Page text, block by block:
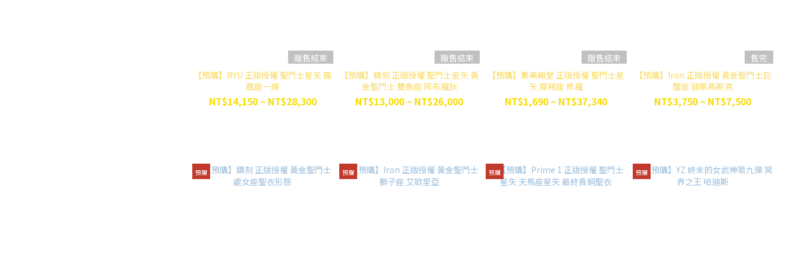
販售結束
【預購】RYU 正版授權 聖鬥士星矢 鳳
凰座一輝
NT$14,150 ~ NT$28,300
販售結束
【預購】鑄刻 正版授權 聖鬥士星矢 黃
金聖鬥士 雙魚座 阿布羅狄
NT$13,000 ~ NT$26,000
販售結束
【預購】集美殿堂 正版授權 聖鬥士星
矢 摩羯座 修羅
NT$1,690 ~ NT$37,340
售完
【預購】Iron 正版授權 黃金聖鬥士巨
蟹座 迪斯馬斯克
NT$3,750 ~ NT$7,500
預購 預購 預購 預購